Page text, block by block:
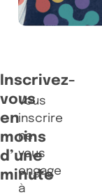
Inscrivez-
vous
en
moins
d’une
minute
Vous
inscrire
ne
vous
engage
à